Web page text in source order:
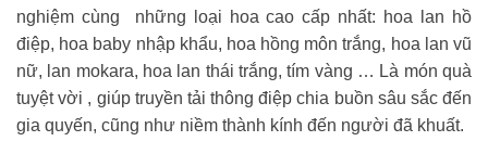
nghiệm cùng những loại hoa cao cấp nhất: hoa lan hồ
điệp, hoa baby nhập khẩu, hoa hồng môn trắng, hoa lan vũ
nữ, lan mokara, hoa lan thái trắng, tím vàng … Là món quà
tuyệt vời , giúp truyền tải thông điệp chia buồn sâu sắc đến
gia quyến, cũng như niềm thành kính đến người đã khuất.